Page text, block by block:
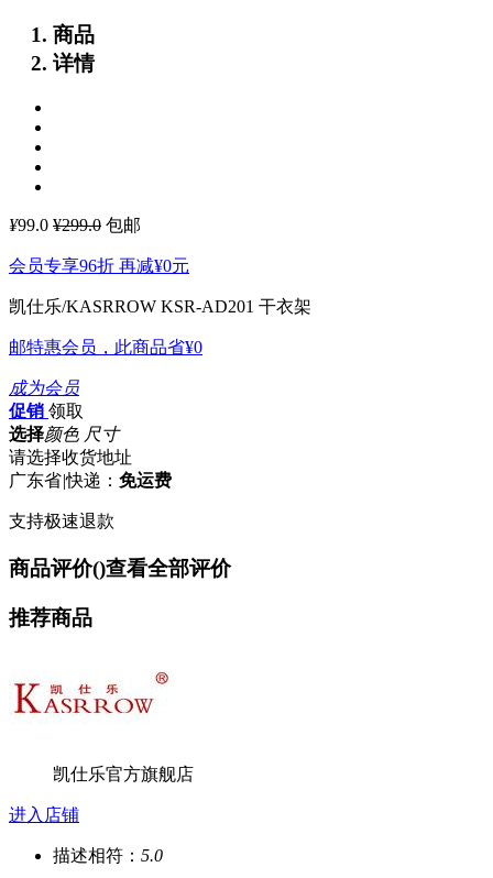
商品
详情
¥99.0 ¥299.0 包邮
会员专享96折 再减¥0元
凯仕乐/KASRROW KSR-AD201 干衣架
邮特惠会员，此商品省¥0
成为会员
促销 领取
选择颜色 尺寸
请选择收货地址
广东省|快递： 免运费
支持极速退款
商品评价()查看全部评价
推荐商品
凯仕乐官方旗舰店
进入店铺
描述相符： 5.0